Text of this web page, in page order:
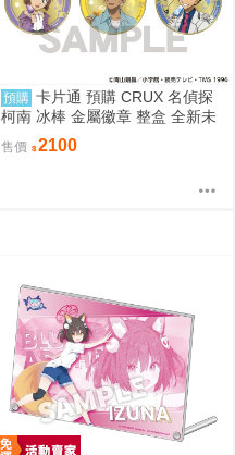
預購 卡片通 預購 CRUX 名偵探
柯南 冰棒 金屬徽章 整盒 全新未
售價 2100